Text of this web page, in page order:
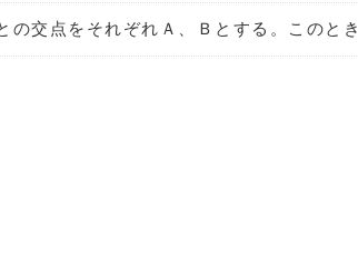
交点をそれぞれＡ、Ｂとする。このとき